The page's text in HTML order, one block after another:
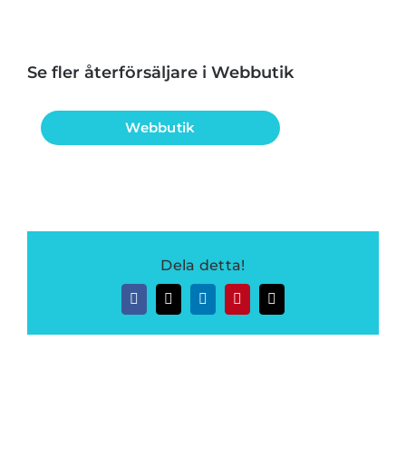
Se fler återförsäljare i Webbutik
Webbutik
Dela detta!
FacebookTwitterLinkedInPinterest
E-
post